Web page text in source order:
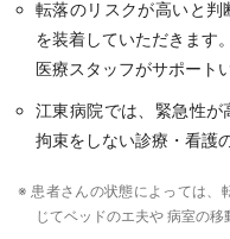
転落のリスクが高いと判
を装着していただきます。
医療スタッフがサポート
江東病院では、緊急性
拘束をしない診療・看護
※ 患者さんの状態によっては、
じてベッドのエ夫や 病室の移